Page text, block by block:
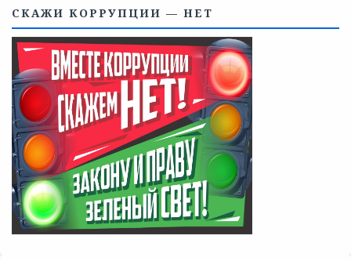
Телефоны учреждений, оказывающих меры социальной
поддержки, медицинскую, социально-психологическую
помощь детям и взрослым лицам Ленинградской
области